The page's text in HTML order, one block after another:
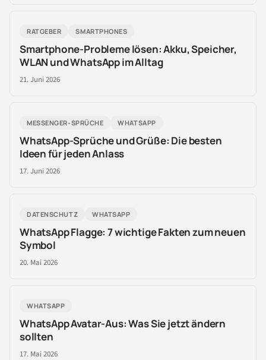
RATGEBER SMARTPHONES
Smartphone-Probleme lösen: Akku, Speicher,
WLAN und WhatsApp im Alltag
21. Juni 2026
MESSENGER-SPRÜCHE WHATSAPP
WhatsApp-Sprüche und Grüße: Die besten
Ideen für jeden Anlass
17. Juni 2026
DATENSCHUTZ WHATSAPP
WhatsApp Flagge: 7 wichtige Fakten zum neuen
Symbol
20. Mai 2026
WHATSAPP
WhatsApp Avatar-Aus: Was Sie jetzt ändern
sollten
17. Mai 2026